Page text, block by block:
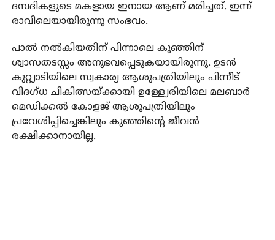
ദമ്പദികളുടെ മകളായ ഇനായ ആണ് മരിച്ചത്. ഇന്ന്
രാവിലെയായിരുന്നു സംഭവം.
പാല്‍ നല്‍കിയതിന് പിന്നാലെ കുഞ്ഞിന്
ശ്വാസതടസ്സം അനുഭവപ്പെടുകയായിരുന്നു. ഉടന്‍
കുറ്റ്യാടിയിലെ സ്വകാര്യ ആശുപത്രിയിലും പിന്നീട്
വിദഗ്ധ ചികിത്സയ്ക്കായി ഉള്ള്യേരിയിലെ മലബാര്‍
മെഡിക്കല്‍ കോളജ് ആശുപത്രിയിലും
പ്രവേശിപ്പിച്ചെങ്കിലും കുഞ്ഞിന്റെ ജീവന്‍
രക്ഷിക്കാനായില്ല.